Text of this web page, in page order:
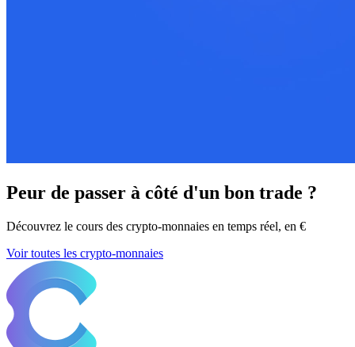
Peur de passer à côté d'un bon trade ?
Découvrez le cours des crypto-monnaies en temps réel, en €
Voir toutes les crypto-monnaies